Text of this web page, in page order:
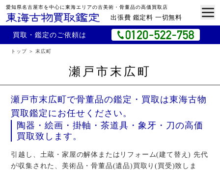
愛知県名古屋市を中心に東海エリアの古美術・骨董品の高価買取店
出張費 鑑定料 一切無料
買取・鑑定のご依頼は
トップ 末広町
瀬戸市末広町
瀬戸市末広町で骨董品の鑑定・買取は東海古物
買取鑑定にお任せください。
陶器・絵画・掛軸・茶道具・象牙・刀の高価
買取致します。
引越し、土蔵・家屋の解体またはリフォーム(建て替え) 先代
が収集された、美術品・骨董品(遺品)買取り(買受)致しま